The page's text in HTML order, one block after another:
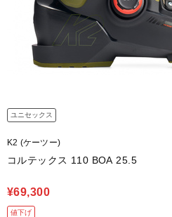
ユニセックス
K2 (ケーツー)
コルテックス 110 BOA 25.5
¥69,300
値下げ